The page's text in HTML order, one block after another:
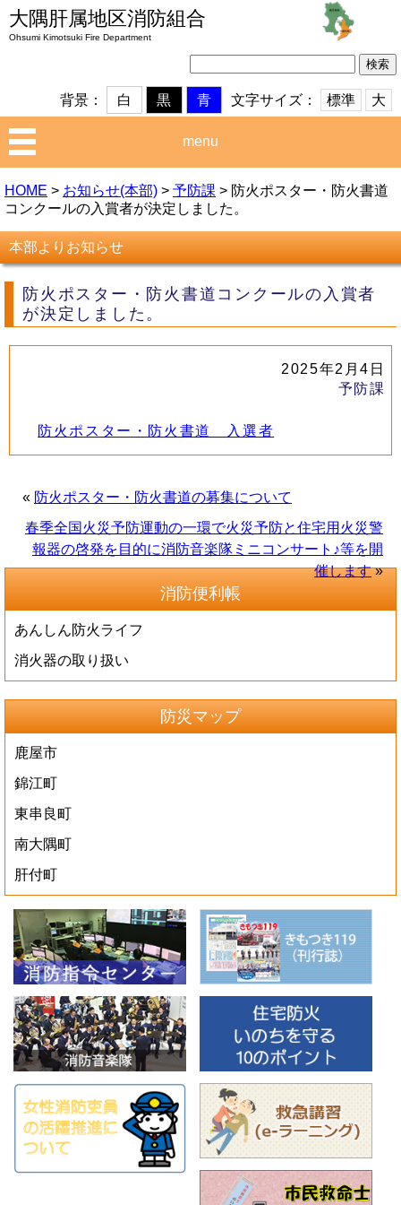
大隅肝属地区消防組合
Ohsumi Kimotsuki Fire Department
検
索:
文字サイズ：
標準 大
背景： 白 黒 青
menu
HOME > お知らせ(本部) > 予防課 > 防火ポスター・防火書道
コンクールの入賞者が決定しました。
本部よりお知らせ
防火ポスター・防火書道コンクールの入賞者
が決定しました。
2025年2月4日
予防課
防火ポスター・防火書道 入選者
« 防火ポスター・防火書道の募集について
春季全国火災予防運動の一環で火災予防と住宅用火災警
報器の啓発を目的に消防音楽隊ミニコンサート♪等を開
催します»
消防便利帳
あんしん防火ライフ
消火器の取り扱い
防災マップ
鹿屋市
錦江町
東串良町
南大隅町
肝付町